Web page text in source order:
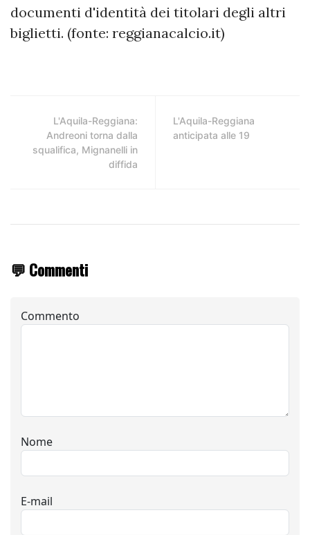
documenti d'identità dei titolari degli altri
biglietti. (fonte: reggianacalcio.it)
L'Aquila-Reggiana:
Andreoni torna dalla
squalifica, Mignanelli in
diffida
L'Aquila-Reggiana
anticipata alle 19
💬 Commenti